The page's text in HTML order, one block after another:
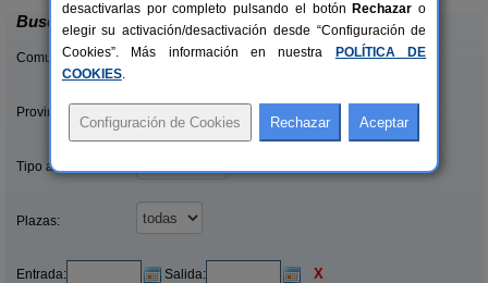
Buscar
Comunidades:
Provincias/Islas:
Tipo alquiler:
Plazas:
Entrada: Salida: X
desactivarlas por completo pulsando el botón Rechazar o
elegir su activación/desactivación desde “Configuración de
Cookies”. Más información en nuestra
POLÍTICA DE
COOKIES.